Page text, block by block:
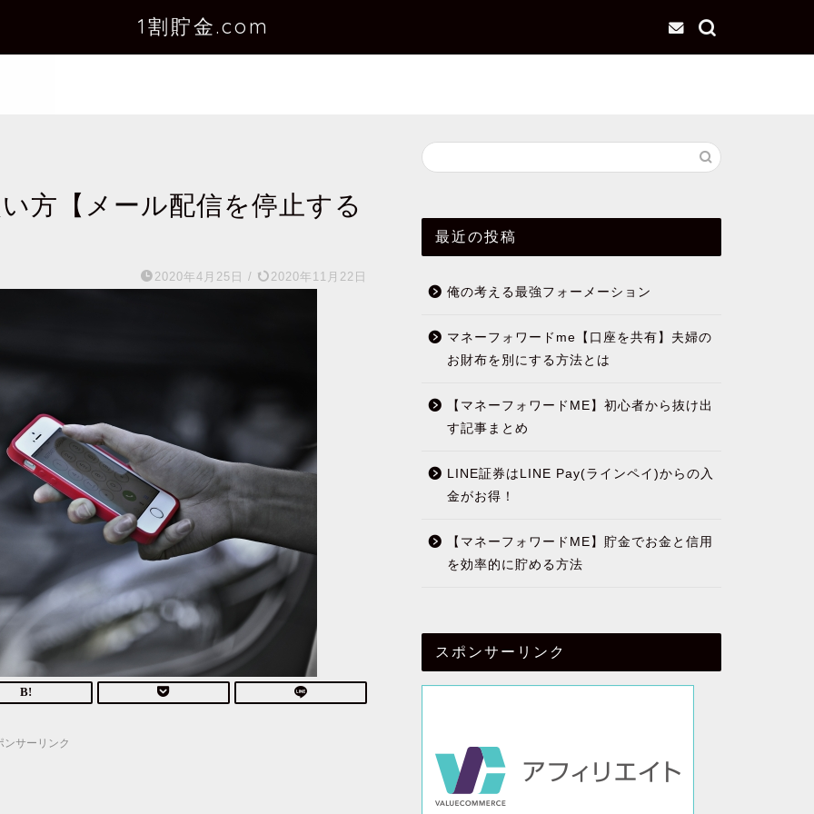
1割貯金.com
方【メール配信を停止する
2020年4月25日 / 2020年11月22日
ンサーリンク
最近の投稿
俺の考える最強フォーメーション
マネーフォワードme【口座を共有】夫婦の
お財布を別にする方法とは
【マネーフォワードME】初心者から抜け出
す記事まとめ
LINE証券はLINE Pay(ラインペイ)からの入
金がお得！
【マネーフォワードME】貯金でお金と信用
を効率的に貯める方法
スポンサーリンク